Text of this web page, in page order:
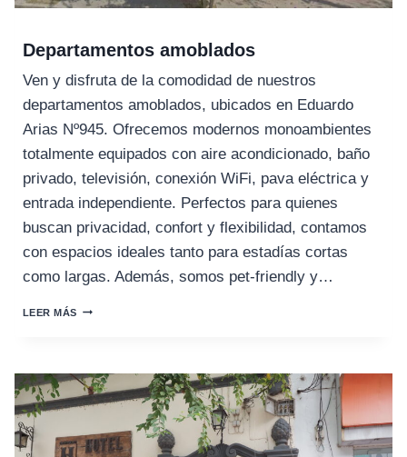
Departamentos amoblados
Ven y disfruta de la comodidad de nuestros
departamentos amoblados, ubicados en Eduardo
Arias Nº945. Ofrecemos modernos monoambientes
totalmente equipados con aire acondicionado, baño
privado, televisión, conexión WiFi, pava eléctrica y
entrada independiente. Perfectos para quienes
buscan privacidad, confort y flexibilidad, contamos
con espacios ideales tanto para estadías cortas
como largas. Además, somos pet-friendly y…
LEER MÁSDEPARTAMENTOS